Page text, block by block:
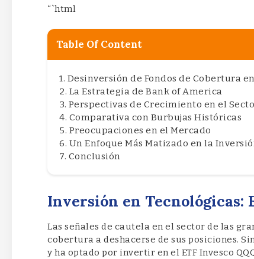
“`html
Table Of Content
Desinversión de Fondos de Cobertura
La Estrategia de Bank of America
Perspectivas de Crecimiento en el
Comparativa con Burbujas Históricas
Preocupaciones en el Mercado
Un Enfoque Más Matizado en la
Conclusión
Inversión en Tecnológicas:
Las señales de cautela en el sector de las
cobertura a deshacerse de sus posiciones.
y ha optado por invertir en el ETF Invesco